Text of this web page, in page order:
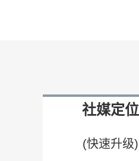
社媒定位
(快速升级)